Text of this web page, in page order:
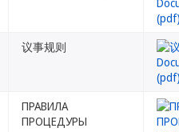
议事规则
ПРАВИЛА
ПРОЦЕДУРЫ